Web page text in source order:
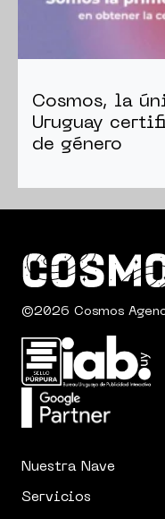
Cosmos, la
Uruguay
de género
©2026 Cosmos
Nuestra Nave
Servicios